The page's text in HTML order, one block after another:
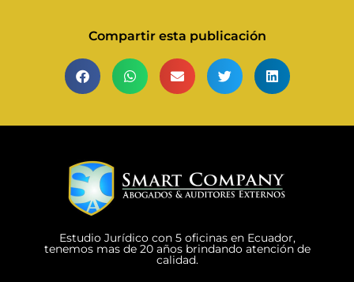
Compartir esta publicación
Estudio Jurídico con 5 oficinas en Ecuador,
tenemos mas de 20 años brindando atención de
calidad.